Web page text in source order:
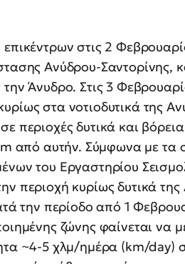
στις 2
Ανύδρου-Σαντορίνης,
Άνυδρο. Στις 3
στα νοτιοδυτικά της
περιοχές δυτικά και
από αυτήν. Σύμφωνα με τα
του Εργαστηρίου
περιοχή κυρίως δυτικά
την περίοδο από 1
ζώνης φαίνεται να
~4-5 χλμ/ημέρα (km/day)